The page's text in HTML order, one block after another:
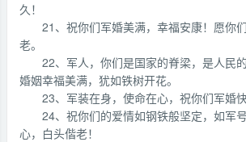
久！
21、祝你们军婚美满，幸福安康！愿你
老。
22、军人，你们是国家的脊梁，是人民
婚姻幸福美满，犹如铁树开花。
23、军装在身，使命在心，祝你们军婚
24、祝你们的爱情如钢铁般坚定，如军
心，白头偕老！